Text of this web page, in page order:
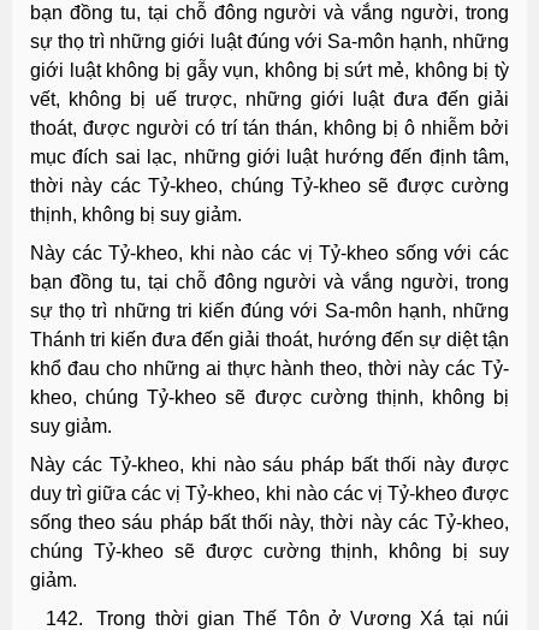
bạn đồng tu, tại chỗ đông người và vắng người, trong
sự thọ trì những giới luật đúng với Sa-môn hạnh, những
giới luật không bị gẫy vụn, không bị sứt mẻ, không bị tỳ
vết, không bị uế trược, những giới luật đưa đến giải
thoát, được người có trí tán thán, không bị ô nhiễm bởi
mục đích sai lạc, những giới luật hướng đến định tâm,
thời này các Tỷ-kheo, chúng Tỷ-kheo sẽ được cường
thịnh, không bị suy giảm.
Này các Tỷ-kheo, khi nào các vị Tỷ-kheo sống với các
bạn đồng tu, tại chỗ đông người và vắng người, trong
sự thọ trì những tri kiến đúng với Sa-môn hạnh, những
Thánh tri kiến đưa đến giải thoát, hướng đến sự diệt tận
khổ đau cho những ai thực hành theo, thời này các Tỷ-
kheo, chúng Tỷ-kheo sẽ được cường thịnh, không bị
suy giảm.
Này các Tỷ-kheo, khi nào sáu pháp bất thối này được
duy trì giữa các vị Tỷ-kheo, khi nào các vị Tỷ-kheo được
sống theo sáu pháp bất thối này, thời này các Tỷ-kheo,
chúng Tỷ-kheo sẽ được cường thịnh, không bị suy
giảm.
Trong thời gian Thế Tôn ở Vương Xá tại núi